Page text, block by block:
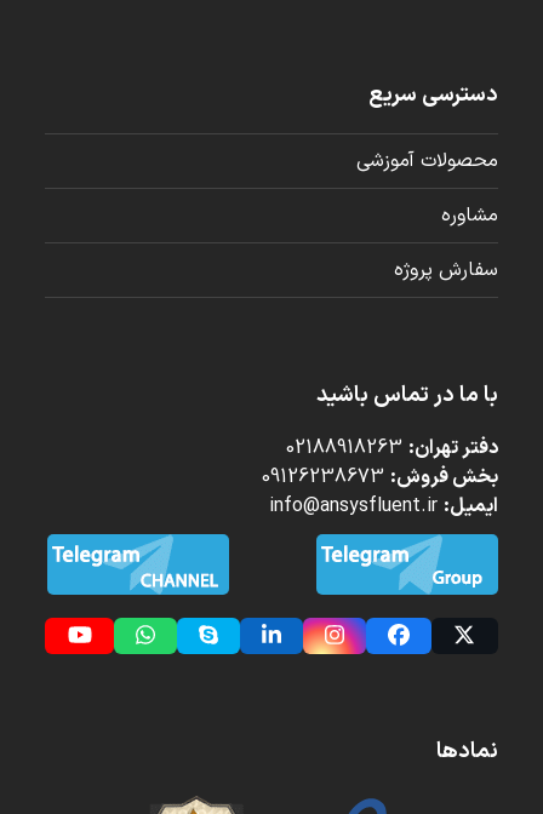
دسترسی سریع
محصولات آموزشی
مشاوره
سفارش پروژه
با ما در تماس باشید
دفتر تهران:
بخش فروش:
ایمیل: info@ansysfluent.ir
Twitter
Facebook
Instagram
LinkedIn
Skype
Whatsapp
نمادها